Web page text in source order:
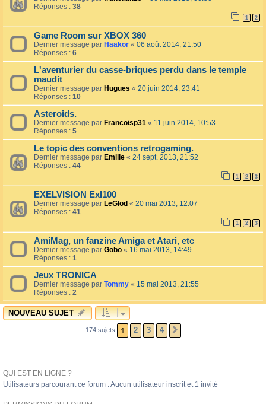
Réponses : 38
1 2
Game Room sur XBOX 360
Dernier message par Haakor « 06 août 2014, 21:50
Réponses : 6
L'aventurier du casse-briques perdu dans le temple
maudit
Dernier message par Hugues « 20 juin 2014, 23:41
Réponses : 10
Asteroids.
Dernier message par Francoisp31 « 11 juin 2014, 10:53
Réponses : 5
Le topic des conventions retrogaming.
Dernier message par Emilie « 24 sept. 2013, 21:52
Réponses : 44
1 2 3
EXELVISION Exl100
Dernier message par LeGlod « 20 mai 2013, 12:07
Réponses : 41
1 2 3
AmiMag, un fanzine Amiga et Atari, etc
Dernier message par Gobo « 16 mai 2013, 14:49
Réponses : 1
Jeux TRONICA
Dernier message par Tommy « 15 mai 2013, 21:55
Réponses : 2
NOUVEAU SUJET
174 sujets 1 2 3 4
QUI EST EN LIGNE ?
Utilisateurs parcourant ce forum : Aucun utilisateur inscrit et 1 invité